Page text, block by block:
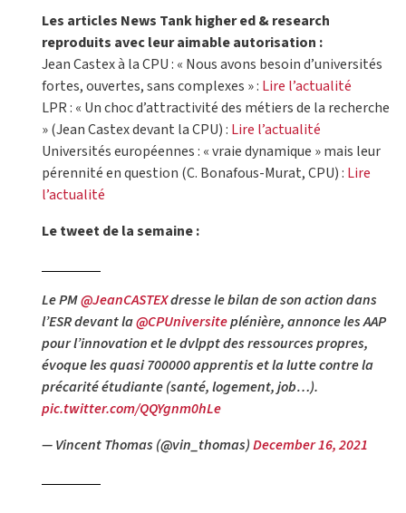
Les articles News Tank higher ed & research
reproduits avec leur aimable autorisation :
Jean Castex à la CPU : « Nous avons besoin d’universités
fortes, ouvertes, sans complexes » : Lire l’actualité
LPR : « Un choc d’attractivité des métiers de la recherche
» (Jean Castex devant la CPU) : Lire l’actualité
Universités européennes : « vraie dynamique » mais leur
pérennité en question (C. Bonafous-Murat, CPU) : Lire
l’actualité
Le tweet de la semaine :
Le PM@JeanCASTEXdresse le bilan de son action dans
l’ESR devant la@CPUniversiteplénière, annonce les AAP
pour l’innovation et le dvlppt des ressources propres,
évoque les quasi 700000 apprentis et la lutte contre la
précarité étudiante (santé, logement, job…).
pic.twitter.com/QQYgnm0hLe
— Vincent Thomas (@vin_thomas)December 16, 2021